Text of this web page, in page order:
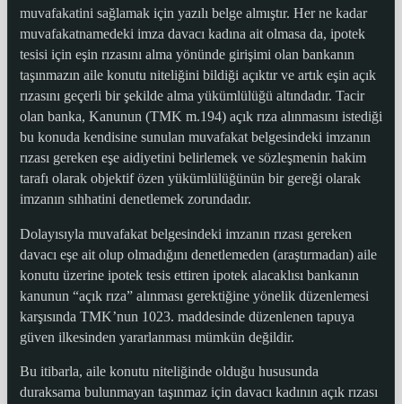
muvafakatini sağlamak için yazılı belge almıştır. Her ne kadar
muvafakatnamedeki imza davacı kadına ait olmasa da, ipotek
tesisi için eşin rızasını alma yönünde girişimi olan bankanın
taşınmazın aile konutu niteliğini bildiği açıktır ve artık eşin açık
rızasını geçerli bir şekilde alma yükümlülüğü altındadır. Tacir
olan banka, Kanunun (TMK m.194) açık rıza alınmasını istediği
bu konuda kendisine sunulan muvafakat belgesindeki imzanın
rızası gereken eşe aidiyetini belirlemek ve sözleşmenin hakim
tarafı olarak objektif özen yükümlülüğünün bir gereği olarak
imzanın sıhhatini denetlemek zorundadır.
Dolayısıyla muvafakat belgesindeki imzanın rızası gereken
davacı eşe ait olup olmadığını denetlemeden (araştırmadan) aile
konutu üzerine ipotek tesis ettiren ipotek alacaklısı bankanın
kanunun “açık rıza” alınması gerektiğine yönelik düzenlemesi
karşısında TMK’nun 1023. maddesinde düzenlenen tapuya
güven ilkesinden yararlanması mümkün değildir.
Bu itibarla, aile konutu niteliğinde olduğu hususunda
duraksama bulunmayan taşınmaz için davacı kadının açık rızası